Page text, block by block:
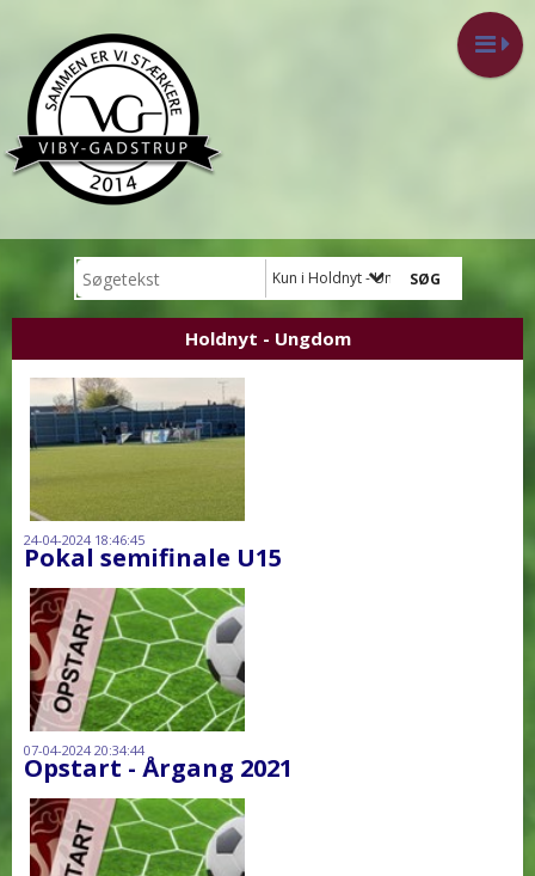
Kun i Holdnyt - Ungdom
Holdnyt - Ungdom
24-04-2024 18:46:45
Pokal semifinale U15
07-04-2024 20:34:44
Opstart - Årgang 2021